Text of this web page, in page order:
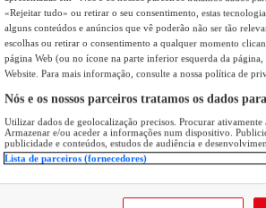
«Rejeitar tudo» ou retirar o seu consentimento, estas
alguns conteúdos e anúncios que vê poderão não ser tão
escolhas ou retirar o consentimento a qualquer momento
página Web (ou no ícone na parte inferior esquerda da página,
Website. Para mais informação, consulte a nossa política de
Nós e os nossos parceiros tratamos os dados
Utilizar dados de geolocalização precisos. Procurar
Armazenar e/ou aceder a informações num dispositivo.
publicidade e conteúdos, estudos de audiência e
Lista de parceiros (fornecedores)